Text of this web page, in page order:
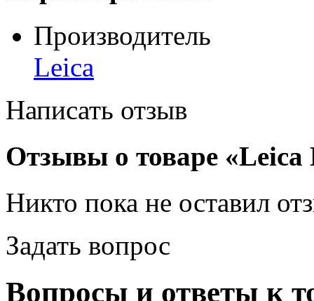
Производитель
Leica
Написать отзыв
Отзывы о товаре «Leica
Никто пока не оставил
Задать вопрос
Вопросы и ответы к